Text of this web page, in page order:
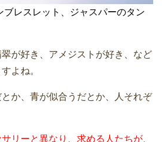
ブレスレット、ジャスパーのタン
が好き、アメジストが好き、など
よね。
か、青が似合うだとか、人それぞ
リーと異なり、求める人たちが、